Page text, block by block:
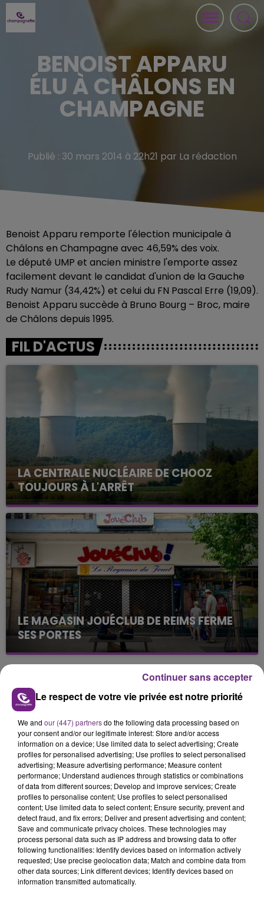
BENOIST APPARU
ÉLU À CHÂLONS EN
CHAMPAGNE
Publié : 30 mars 2014 à 22h21 par La rédaction
Benoist Apparu remporte l'élection municipale à
Châlons en Champagne avec 46,59% des voix.
Le député UMP et ancien ministre l'emporte assez
facilement devant le candidat d'union de la Gauche
Rudy Namur (34,42%) et celui du FN Pascal Erre (19,09).
Benoist Apparu succède à Bruno Bourg – Broc, maire
de Châlons depuis 1995.
FIL D'ACTUS
LA CENTRALE NUCLÉAIRE DE CHOOZ
TOUJOURS À L'ARRÊT
Cela fait déjà une semaine que la centrale
nucléaire ardennaise est à l'arrêt. Une situation
justifiée par la sécheresse intense qui est toujours
présente.
LE MAGASIN JOUÉCLUB DE REIMS FERME
SES PORTES
C'était l'une des institutions du centre-ville
rémois. Le magasin JouéClub est contraint de
TITRES DIFFUSÉS
15h24
15h24
BEBE REXHA
New Religion
15h21
15h21
LINKIN PARK
Lost
15h18
15h18
Le respect de votre vie privée est notre priorité
We and our (447) partnersdo the following data processing based on
your consent and/or our legitimate interest: Store and/or access
information on a device; Use limited data to select advertising; Create
profiles for personalised advertising; Use profiles to select personalised
advertising; Measure advertising performance; Measure content
performance; Understand audiences through statistics or combinations
of data from different sources; Develop and improve services; Create
profiles to personalise content; Use profiles to select personalised
content; Use limited data to select content; Ensure security, prevent and
detect fraud, and fix errors; Deliver and present advertising and content;
Save and communicate privacy choices. These technologies may
process personal data such as IP address and browsing data to offer
following functionalities: Identify devices based on information actively
requested; Use precise geolocation data; Match and combine data from
other data sources; Link different devices; Identify devices based on
information transmitted automatically.
Continuer sans accepter